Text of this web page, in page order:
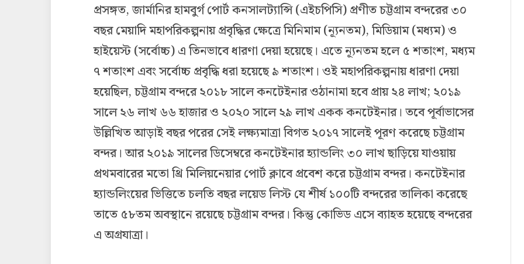
প্রসঙ্গত, জার্মানির হামবুর্গ পোর্ট কনসালট্যান্সি (এইচপিসি) প্রণীত চট্টগ্রাম বন্দরের ৩০
বছর মেয়াদি মহাপরিকল্পনায় প্রবৃদ্ধির ক্ষেত্রে মিনিমাম (ন্যূনতম), মিডিয়াম (মধ্যম) ও
হাইয়েস্ট (সর্বোচ্চ) এ তিনভাবে ধারণা দেয়া হয়েছে। এতে ন্যূনতম হলে ৫ শতাংশ, মধ্যম
৭ শতাংশ এবং সর্বোচ্চ প্রবৃদ্ধি ধরা হয়েছে ৯ শতাংশ। ওই মহাপরিকল্পনায় ধারণা দেয়া
হয়েছিল, চট্টগ্রাম বন্দরে ২০১৮ সালে কনটেইনার ওঠানামা হবে প্রায় ২৪ লাখ; ২০১৯
সালে ২৬ লাখ ৬৬ হাজার ও ২০২০ সালে ২৯ লাখ একক কনটেইনার। তবে পূর্বাভাসের
উল্লিখিত আড়াই বছর পরের সেই লক্ষ্যমাত্রা বিগত ২০১৭ সালেই পূরণ করেছে চট্টগ্রাম
বন্দর। আর ২০১৯ সালের ডিসেম্বরে কনটেইনার হ্যান্ডলিং ৩০ লাখ ছাড়িয়ে যাওয়ায়
প্রথমবারের মতো থ্রি মিলিয়নেয়ার পোর্ট ক্লাবে প্রবেশ করে চট্টগ্রাম বন্দর। কনটেইনার
হ্যান্ডলিংয়ের ভিত্তিতে চলতি বছর লয়েড লিস্ট যে শীর্ষ ১০০টি বন্দরের তালিকা করেছে
তাতে ৫৮তম অবস্থানে রয়েছে চট্টগ্রাম বন্দর। কিন্তু কোভিড এসে ব্যাহত হয়েছে বন্দরের
এ অগ্রযাত্রা।